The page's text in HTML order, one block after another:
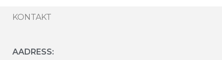
KONTAKT
AADRESS: